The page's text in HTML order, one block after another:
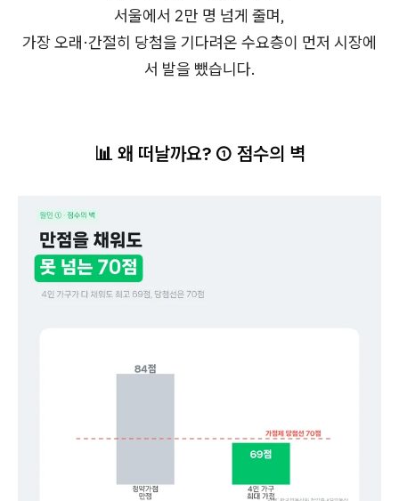
서울에서 2만 명 넘게 줄며,
가장 오래·간절히 당첨을 기다려온 수요층이 먼저 시장에
서 발을 뺐습니다.
📊 왜 떠날까요? ① 점수의 벽